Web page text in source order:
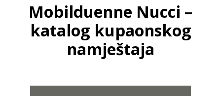
Mobilduenne Nucci –
katalog kupaonskog
namještaja